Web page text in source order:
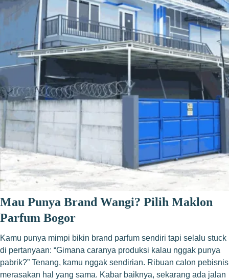
Mau Punya Brand Wangi? Pilih Maklon
Parfum Bogor
Kamu punya mimpi bikin brand parfum sendiri tapi selalu stuck
di pertanyaan: “Gimana caranya produksi kalau nggak punya
pabrik?” Tenang, kamu nggak sendirian. Ribuan calon pebisnis
merasakan hal yang sama. Kabar baiknya, sekarang ada jalan